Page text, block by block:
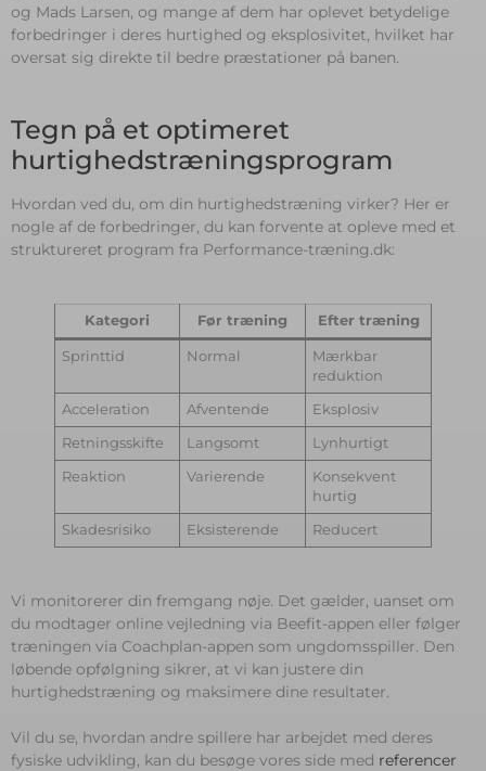
og Mads Larsen, og mange af dem har oplevet betydelige
forbedringer i deres hurtighed og eksplosivitet, hvilket har
oversat sig direkte til bedre præstationer på banen.
Tegn på et optimeret
hurtighedstræningsprogram
Hvordan ved du, om din hurtighedstræning virker? Her er
nogle af de forbedringer, du kan forvente at opleve med et
struktureret program fra Performance-træning.dk:
Kategori Før træning Efter træning
Sprinttid Normal
Mærkbar
reduktion
Acceleration Afventende Eksplosiv
Retningsskifte Langsomt Lynhurtigt
Reaktion Varierende
Konsekvent
hurtig
Skadesrisiko Eksisterende Reducert
Vi monitorerer din fremgang nøje. Det gælder, uanset om
du modtager online vejledning via Beefit-appen eller følger
træningen via Coachplan-appen som ungdomsspiller. Den
løbende opfølgning sikrer, at vi kan justere din
hurtighedstræning og maksimere dine resultater.
Vil du se, hvordan andre spillere har arbejdet med deres
fysiske udvikling, kan du besøge vores side med referencer